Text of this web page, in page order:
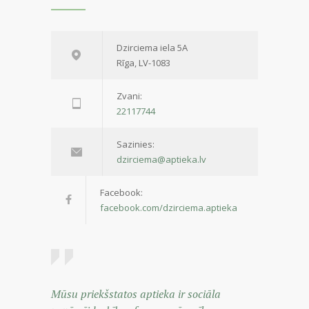
Dzirciema iela 5A
Rīga, LV-1083
Zvani:
22117744
Sazinies:
dzirciema@aptieka.lv
Facebook:
facebook.com/dzirciema.aptieka
Mūsu priekšstatos aptieka ir sociāla